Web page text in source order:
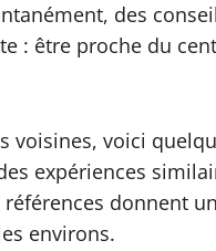
des
: être proche du
voici
expériences
références donnent
environs.